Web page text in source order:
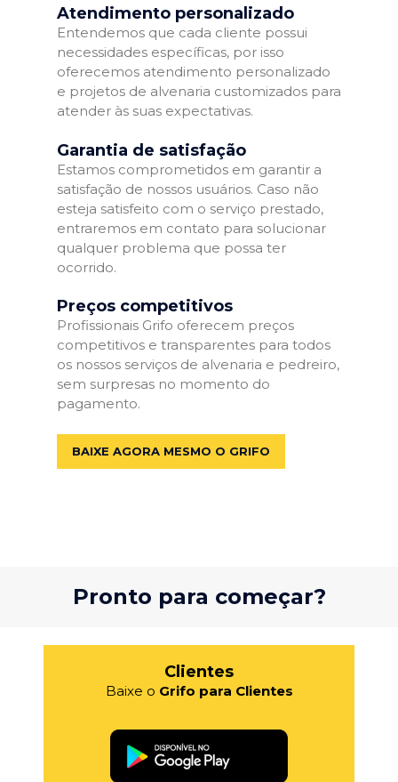
Atendimento personalizado
Entendemos que cada cliente possui
necessidades específicas, por isso
oferecemos atendimento personalizado
e projetos de alvenaria customizados para
atender às suas expectativas.
Garantia de satisfação
Estamos comprometidos em garantir a
satisfação de nossos usuários. Caso não
esteja satisfeito com o serviço prestado,
entraremos em contato para solucionar
qualquer problema que possa ter
ocorrido.
Preços competitivos
Profissionais Grifo oferecem preços
competitivos e transparentes para todos
os nossos serviços de alvenaria e pedreiro,
sem surpresas no momento do
pagamento.
BAIXE AGORA MESMO O GRIFO
Pronto para começar?
Clientes
Baixe o Grifo para Clientes